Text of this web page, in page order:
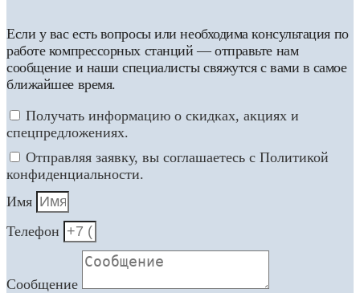
Если у вас есть вопросы или необходима консультация по
работе компрессорных станций — отправьте нам
сообщение и наши специалисты свяжутся с вами в самое
ближайшее время.
Получать информацию о скидках, акциях и
спецпредложениях.
Отправляя заявку, вы соглашаетесь с Политикой
конфиденциальности.
Имя
Телефон
Сообщение